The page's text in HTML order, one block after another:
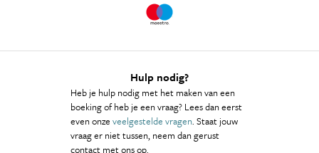
Hulp nodig?
Heb je hulp nodig met het maken van een
boeking of heb je een vraag? Lees dan eerst
even onze veelgestelde vragen. Staat jouw
vraag er niet tussen, neem dan gerust
contact met ons op.